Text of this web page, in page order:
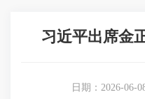
习近平出席金
日期：2026-06-